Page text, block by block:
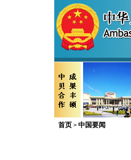
首页 > 中国要闻